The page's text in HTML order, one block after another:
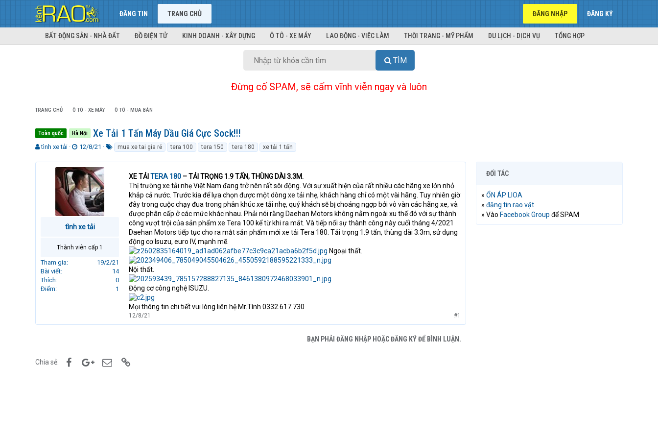
ĐĂNG TIN TRANG CHỦ ĐĂNG NHẬP ĐĂNG KÝ
BẤT ĐỘNG SẢN - NHÀ ĐẤT ĐỒ ĐIỆN TỬ KINH DOANH - XÂY DỰNG Ô TÔ - XE MÁY LAO ĐỘNG - VIỆC LÀM THỜI TRANG - MỸ PHẨM DU LỊCH - DỊCH VỤ TỔNG HỢP
TÌM
Đừng cố SPAM, sẽ cấm vĩnh viễn ngay và luôn
TRANG CHỦ Ô TÔ - XE MÁY Ô TÔ - MUA BÁN
Toàn quốc Hà Nội Xe Tải 1 Tấn Máy Dầu Giá Cực Sock!!!
T
r
tình xe tải
N
à
y
g
ử
i
12/8/21
k
mua xe tai gia rẻ tera 100 tera 150 tera 180 xe tải 1 tấn
tình xe tải
Thành viên cấp 1
Tham gia
19/2/21
Bài viết
14
Thích
0
Điểm
1
XE TẢI TERA 180 – TẢI TRỌNG 1.9 TẤN, THÙNG DÀI 3.3M.
Thị trường xe tải nhẹ Việt Nam đang trở nên rất sôi động. Với sự xuất hiện của rất nhiều các hãng xe lớn nhỏ
khắp cả nước. Trước kia để lựa chọn được một dòng xe tải nhẹ, khách hàng chỉ có một vài hãng. Tuy nhiên giờ
đây trong cuộc chạy đua trong phân khúc xe tải nhẹ, quý khách sẽ bị choáng ngợp bởi vô vàn các hãng xe, và
được phân cấp ở các mức khác nhau. Phải nói rằng Daehan Motors không nằm ngoài xu thế đó với sự thành
công vượt trội của sản phẩm xe Tera 100 kể từ khi ra mắt. Và tiếp nối sự thành công này cuối tháng 4/2021
Daehan Motors tiếp tục cho ra mắt sản phẩm mới xe tải Tera 180. Tải trọng 1.9 tấn, thùng dài 3.3m, sử dụng
động cơ Isuzu, euro IV, mạnh mẽ.
Ngoại thất.
Nội thất.
Động cơ công nghệ ISUZU.
Mọi thông tin chi tiết vui lòng liên hệ Mr.Tình 0332.617.730
12/8/21 #1
BẠN PHẢI ĐĂNG NHẬP HOẶC ĐĂNG KÝ ĐỂ BÌNH LUẬN.
Chia sẻ: FacebookGoogle+Email
ĐỐI TÁC
» ỔN ÁP LIOA
» đăng tin rao vặt
» Vào Facebook Group để SPAM